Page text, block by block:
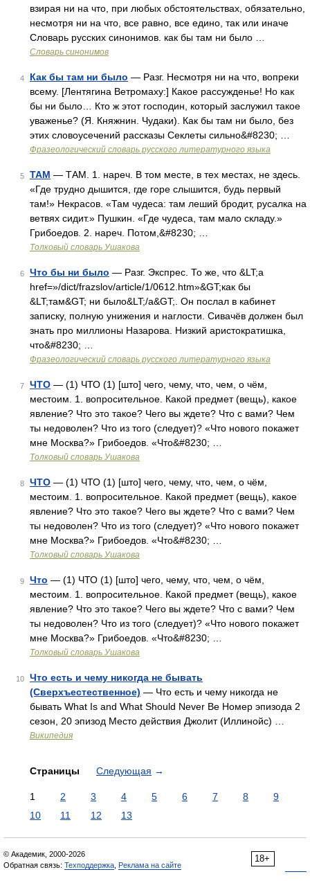
взирая ни на что, при любых обстоятельствах, обязательно,
несмотря ни на что, все равно, все едино, так или иначе
Словарь русских синонимов. как бы там ни было …
Словарь синонимов
4 Как бы там ни было — Разг. Несмотря ни на что, вопреки
всему. [Лентягина Ветромаху:] Какое рассужденье! Но как
бы ни было… Кто ж этот господин, который заслужил такое
уваженье? (Я. Княжнин. Чудаки). Как бы там ни было, без
этих словоусечений рассказы Секлеты сильно&#8230; …
Фразеологический словарь русского литературного языка
5 ТАМ — ТАМ. 1. нареч. В том месте, в тех местах, не здесь.
«Где трудно дышится, где горе слышится, будь первый
там!» Некрасов. «Там чудеса: там леший бродит, русалка на
ветвях сидит.» Пушкин. «Где чудеса, там мало складу.»
Грибоедов. 2. нареч. Потом,&#8230; …
Толковый словарь Ушакова
6 Что бы ни было — Разг. Экспрес. То же, что &LT;a
href=»/dict/frazslov/article/1/0612.htm»&GT;как бы
&LT;там&GT; ни было&LT;/a&GT;. Он послал в кабинет
записку, полную унижения и наглости. Сивачёв должен был
знать про миллионы Назарова. Низкий аристократишка,
что&#8230; …
Фразеологический словарь русского литературного языка
7 ЧТО — (1) ЧТО (1) [што] чего, чему, что, чем, о чём,
местоим. 1. вопросительное. Какой предмет (вещь), какое
явление? Что это такое? Чего вы ждете? Что с вами? Чем
ты недоволен? Что из того (следует)? «Что нового покажет
мне Москва?» Грибоедов. «Что&#8230; …
Толковый словарь Ушакова
8 ЧТО — (1) ЧТО (1) [што] чего, чему, что, чем, о чём,
местоим. 1. вопросительное. Какой предмет (вещь), какое
явление? Что это такое? Чего вы ждете? Что с вами? Чем
ты недоволен? Что из того (следует)? «Что нового покажет
мне Москва?» Грибоедов. «Что&#8230; …
Толковый словарь Ушакова
9 Что — (1) ЧТО (1) [што] чего, чему, что, чем, о чём,
местоим. 1. вопросительное. Какой предмет (вещь), какое
явление? Что это такое? Чего вы ждете? Что с вами? Чем
ты недоволен? Что из того (следует)? «Что нового покажет
мне Москва?» Грибоедов. «Что&#8230; …
Толковый словарь Ушакова
10
Что есть и чему никогда не бывать
(Сверхъестественное) — Что есть и чему никогда не
бывать What Is and What Should Never Be Номер эпизода 2
сезон, 20 эпизод Место действия Джолит (Иллинойс) …
Википедия
Страницы Следующая →
1 2 3 4 5 6 7 8
9
10
11 12 13
18+
© Академик, 2000-2026
Обратная связь: Техподдержка Реклама на сайте